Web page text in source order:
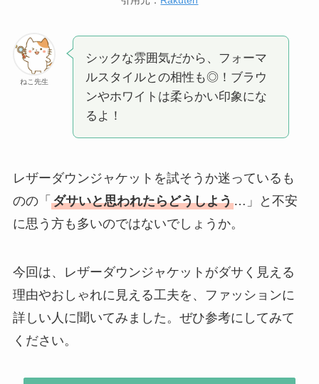
ねこ先生
シックな雰囲気だから、フォーマ
ルスタイルとの相性も◎！ブラウ
ンやホワイトは柔らかい印象にな
るよ！
レザーダウンジャケットを試そうか迷っているも
のの「 ダサいと思われたらどうしよう…」と不安
に思う方も多いのではないでしょうか。
今回は、レザーダウンジャケットがダサく見える
理由やおしゃれに見える工夫を、ファッションに
詳しい人に聞いてみました。ぜひ参考にしてみて
ください。